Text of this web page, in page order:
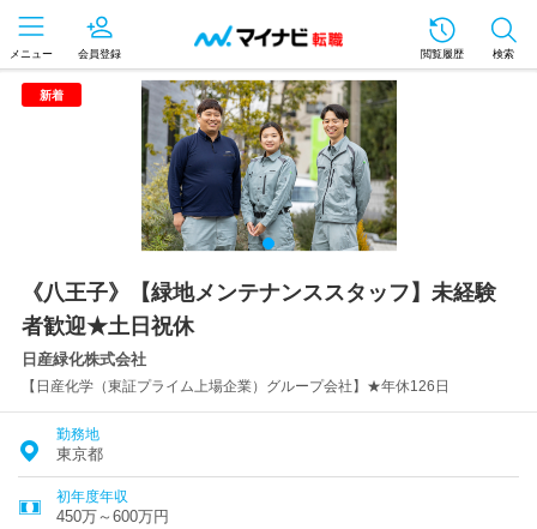
メニュー 会員登録 閲覧履歴 検索
新着
《八王子》【緑地メンテナンススタッフ】未経験
者歓迎★土日祝休
日産緑化株式会社
【日産化学（東証プライム上場企業）グループ会社】★年休126日
勤務地
東京都
初年度年収
450万～600万円